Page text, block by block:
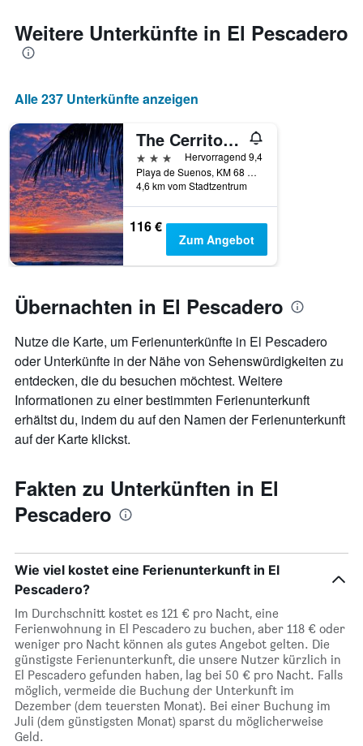
Weitere Unterkünfte in El Pescadero
Alle 237 Unterkünfte anzeigen
The Cerritos Beach Inn
3 Sterne
Hervorragend 9,4
Playa de Suenos, KM 68 Hwy 19, El Pescadero, Baja California Sur, Mexiko
4,6 km vom Stadtzentrum
116 €
Zum Angebot
Übernachten in El Pescadero
Nutze die Karte, um Ferienunterkünfte in El Pescadero
oder Unterkünfte in der Nähe von Sehenswürdigkeiten zu
entdecken, die du besuchen möchtest. Weitere
Informationen zu einer bestimmten Ferienunterkunft
erhältst du, indem du auf den Namen der Ferienunterkunft
auf der Karte klickst.
Fakten zu Unterkünften in El
Pescadero
Wie viel kostet eine Ferienunterkunft in El
Pescadero?
Im Durchschnitt kostet es 121 € pro Nacht, eine
Ferienwohnung in El Pescadero zu buchen, aber 118 € oder
weniger pro Nacht können als gutes Angebot gelten. Die
günstigste Ferienunterkunft, die unsere Nutzer kürzlich in
El Pescadero gefunden haben, lag bei 50 € pro Nacht. Falls
möglich, vermeide die Buchung der Unterkunft im
Dezember (dem teuersten Monat). Bei einer Buchung im
Juli (dem günstigsten Monat) sparst du möglicherweise
Geld.